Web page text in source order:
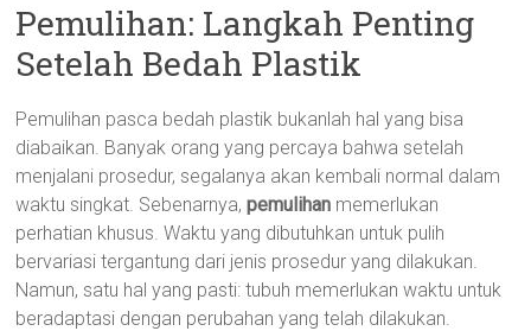
Pemulihan: Langkah Penting
Setelah Bedah Plastik
Pemulihan pasca bedah plastik bukanlah hal yang bisa
diabaikan. Banyak orang yang percaya bahwa setelah
menjalani prosedur, segalanya akan kembali normal dalam
waktu singkat. Sebenarnya,pemulihan memerlukan
perhatian khusus. Waktu yang dibutuhkan untuk pulih
bervariasi tergantung dari jenis prosedur yang dilakukan.
Namun, satu hal yang pasti: tubuh memerlukan waktu untuk
beradaptasi dengan perubahan yang telah dilakukan.